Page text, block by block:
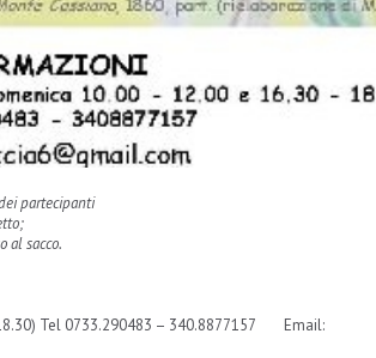
partecipanti
al sacco.
Tel 0733.290483 – 340.8877157 Email: